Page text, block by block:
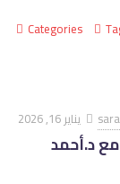
Categories
sara يناير 16, 2026
د.أحمد